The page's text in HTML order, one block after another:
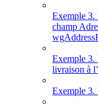
Exemple 3.
champ
Exemple 3.
livraison à
Exemple 3.